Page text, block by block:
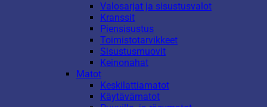
Valosarjat ja sisustusvalot
Kranssit
Piensisustus
Toimistotarvikkeet
Sisustusmuovit
Keinonahat
Matot
Keskilattiamatot
Käytävämatot